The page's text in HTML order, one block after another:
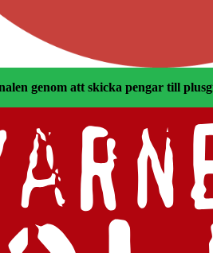
genom att skicka pengar till